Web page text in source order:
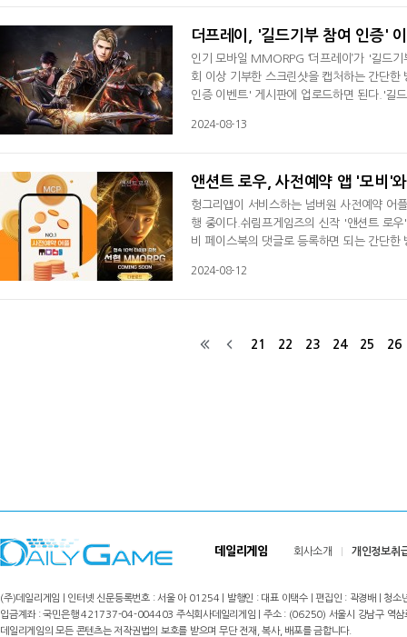
더프레이, '길드기부 참여 인증'
인기 모바일 MMORPG ‘더프레이’가 '길드
회 이상 기부한 스크린샷을 캡처하는 간단
인증 이벤트' 게시판에 업로드하면 된다.'길
물할 예정이다. 당첨자 발표는 이벤트 종료
2024-08-13
앤션트 로우, 사전예약 앱 '모비'
헝그리앱이 서비스하는 넘버원 사전예약 어
행 중이다.쉬림프게임즈의 신작 '앤션트 로
비 페이스북의 댓글로 등록하면 되는 간단
포인트)를 증정한다.사전예약 어플리케이션
2024-08-12
21 22 23 24 25 26
데일리게임 회사소개 개인정보취
(주)데일리게임 | 인터넷 신문등록번호 : 서울 아 01254 | 발행인 : 대표 이택수 | 편집인 : 곽경배 |
입금계좌 : 국민은행 421737-04-004403 주식회사데일리게임 | 주소 : (06250) 서울시 강남구
데일리게임의 모든 콘텐츠는 저작권법의 보호를 받으며 무단 전재, 복사, 배포를 금합니다.